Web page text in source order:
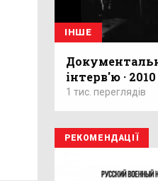
ІНШЕ
інтерв'ю · 2010
1 тис. переглядів
РЕКОМЕНДАЦІЇ